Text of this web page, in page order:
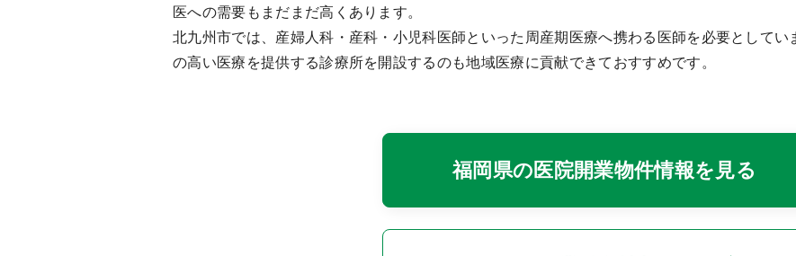
医への需要もまだまだ高くあります。
北九州市では、産婦人科・産科・小児科医師といった周産期医療へ携わる医師を必要として
の高い医療を提供する診療所を開設するのも地域医療に貢献できておすすめです。
福岡県の医院開業物件情報を見る